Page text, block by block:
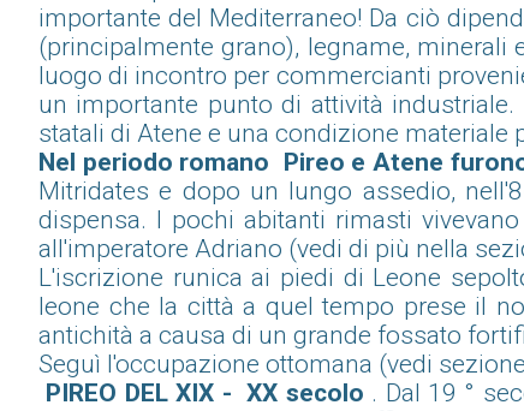
importante del Mediterraneo! Da ciò
(principalmente grano), legname,
luogo di incontro per commercianti
un importante punto di attività
statali di Atene e una condizione materiale
Nel periodo romano Pireo e Atene
Mitridates e dopo un lungo assedio,
dispensa. I pochi abitanti rimasti
all'imperatore Adriano (vedi di più nella
L'iscrizione runica ai piedi di Leone
leone che la città a quel tempo prese il
antichità a causa di un grande fossato
Seguì l'occupazione ottomana (vedi
PIREO DEL XIX - XX secolo . Dal 19 °